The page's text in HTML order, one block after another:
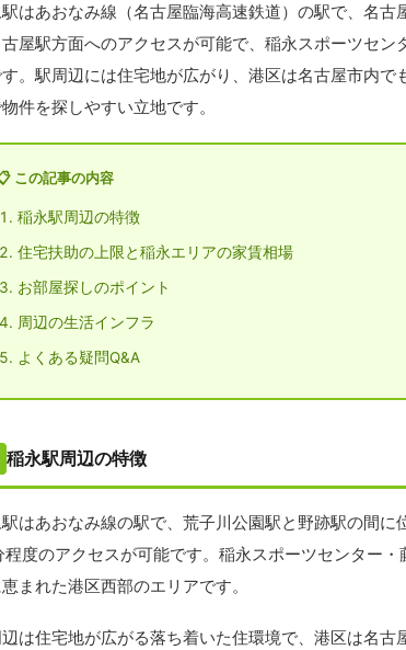
はあおなみ線（名古屋臨海高速鉄道）の駅で、名
屋駅方面へのアクセスが可能で、稲永スポーツセン
。駅周辺には住宅地が広がり、港区は名古屋市内
件を探しやすい立地です。
この記事の内容
稲永駅周辺の特徴
住宅扶助の上限と稲永エリアの家賃相場
お部屋探しのポイント
周辺の生活インフラ
よくある疑問Q&A
稲永駅周辺の特徴
はあおなみ線の駅で、荒子川公園駅と野跡駅の間
程度のアクセスが可能です。稲永スポーツセンター
まれた港区西部のエリアです。
は住宅地が広がる落ち着いた住環境で、港区は名